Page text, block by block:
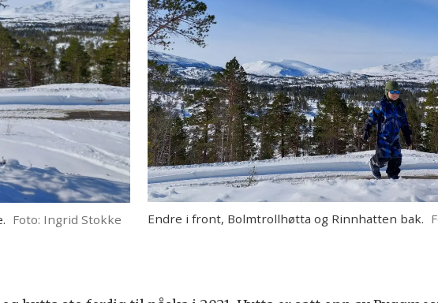
Foto: Ingrid Stokke Endre i front, Bolmtrollhøtta og Rinnhatten bak.